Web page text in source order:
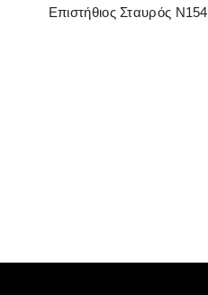
READ MORE
Επιστήθιος Σταυρός Ν154